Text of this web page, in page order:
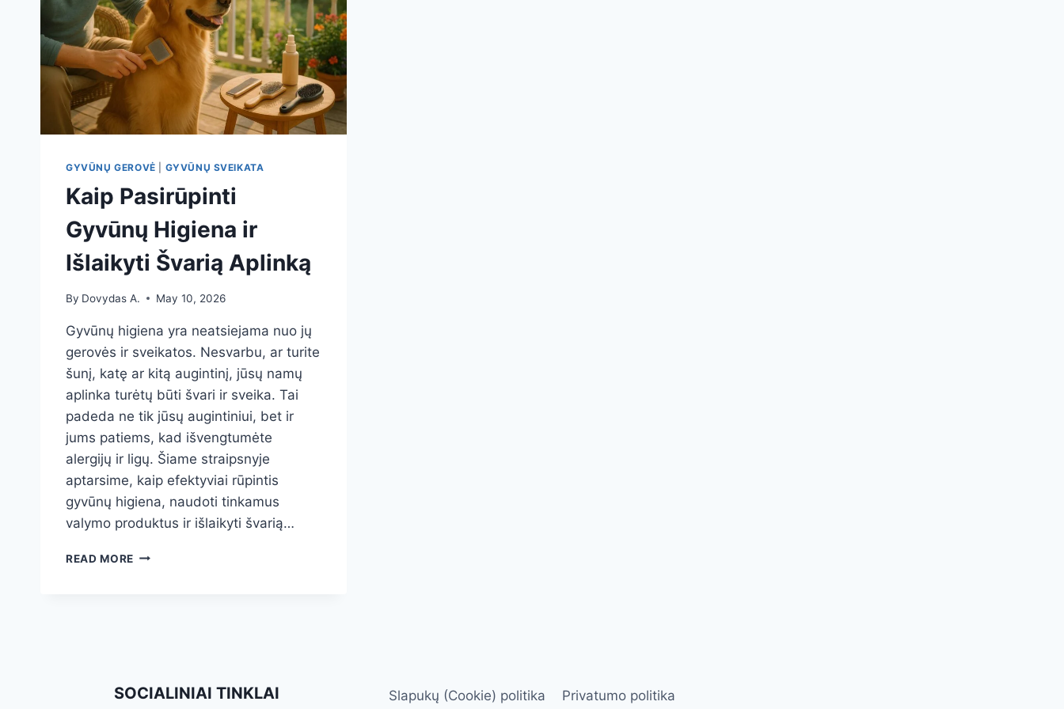
GYVŪNŲ GEROVĖ GYVŪNŲ SVEIKATA
Kaip Pasirūpinti
Gyvūnų Higiena ir
Išlaikyti Švarią Aplinką
By Dovydas A. May 10, 2026
Gyvūnų higiena yra neatsiejama nuo jų
gerovės ir sveikatos. Nesvarbu, ar turite
šunį, katę ar kitą augintinį, jūsų namų
aplinka turėtų būti švari ir sveika. Tai
padeda ne tik jūsų augintiniui, bet ir
jums patiems, kad išvengtumėte
alergijų ir ligų. Šiame straipsnyje
aptarsime, kaip efektyviai rūpintis
gyvūnų higiena, naudoti tinkamus
valymo produktus ir išlaikyti švarią…
READ MORE KAIP
SOCIALINIAI TINKLAI Slapukų (Cookie) politika Privatumo politika